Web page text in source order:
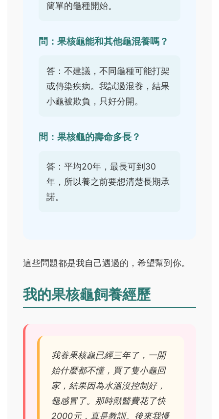
簡單的龜種開始。
問：果核龜能和其他龜混養嗎？
答：不建議，不同龜種可能打架
或傳染疾病。我試過混養，結果
小龜被欺負，只好分開。
問：果核龜的壽命多長？
答：平均20年，最長可到30
年，所以養之前要想清楚長期承
諾。
這些問題都是我自己遇過的，希望幫到你。
我的果核龜飼養經歷
我養果核龜已經三年了，一開
始什麼都不懂，買了隻小龜回
家，結果因為水溫沒控制好，
龜感冒了。那時獸醫費花了快
2000元，真是教訓。後來我慢